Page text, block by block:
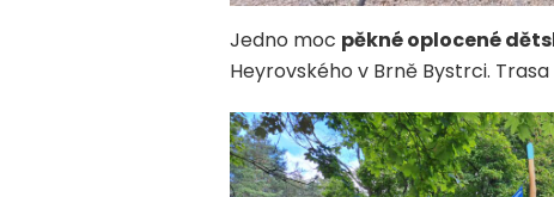
Jedno moc pěkné oplocené
Heyrovského v Brně Bystrci.